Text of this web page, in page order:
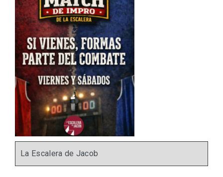
La Escalera de Jacob